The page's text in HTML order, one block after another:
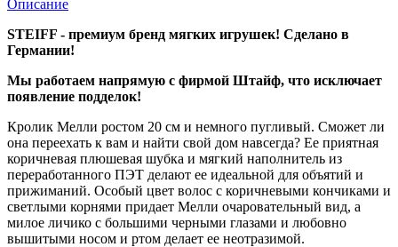
Описание
STEIFF - премиум бренд мягких игрушек! Сделано в
Германии!
Мы работаем напрямую с фирмой Штайф, что исключает
появление подделок!
Кролик Мелли ростом 20 см и немного пугливый. Сможет ли
она переехать к вам и найти свой дом навсегда? Ее приятная
коричневая плюшевая шубка и мягкий наполнитель из
переработанного ПЭТ делают ее идеальной для объятий и
прижиманий. Особый цвет волос с коричневыми кончиками и
светлыми корнями придает Мелли очаровательный вид, а
милое личико с большими черными глазами и любовно
вышитыми носом и ртом делает ее неотразимой.